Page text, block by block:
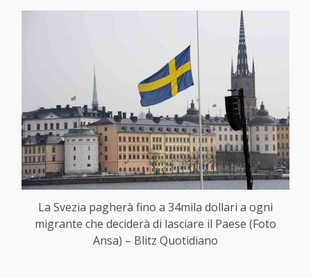
La Svezia pagherà fino a 34mila dollari a ogni
migrante che deciderà di lasciare il Paese (Foto
Ansa) – Blitz Quotidiano